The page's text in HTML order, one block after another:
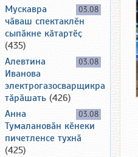
03.08
Мускавра
чӑваш спектаклӗн
сыпӑкне кӑтартӗҫ
(435)
03.08
Алевтина
Иванова
электрогазосварщикра
тӑрӑшать (426)
03.08
Анна
Тумалановӑн кӗнеки
пичетленсе тухнӑ
(425)